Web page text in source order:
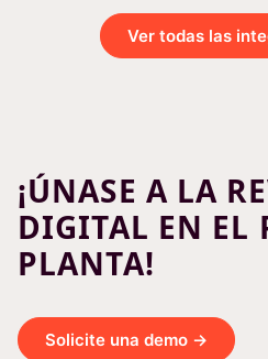
Ver todas las
¡ÚNASE A LA
DIGITAL EN EL
PLANTA!
Solicite una demo →